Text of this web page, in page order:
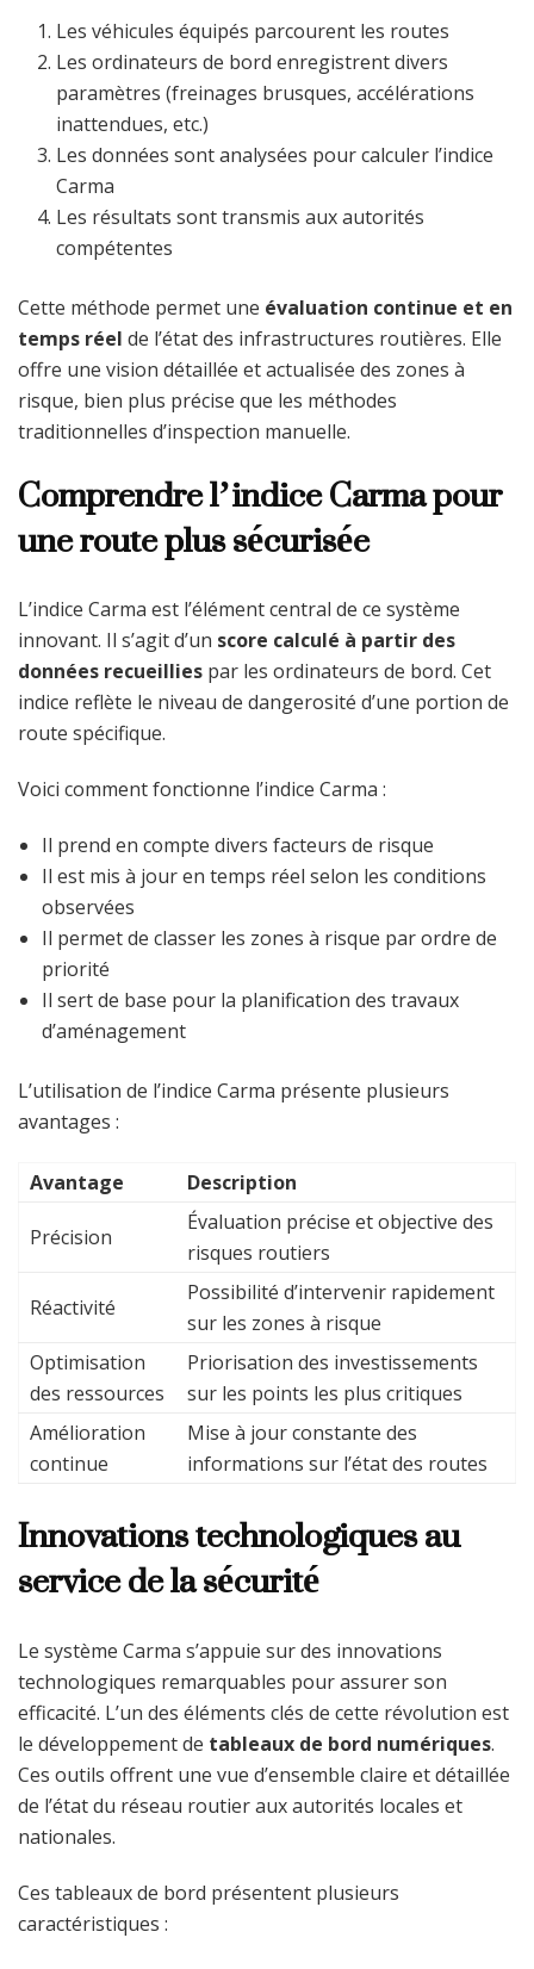
Les véhicules équipés parcourent les routes
Les ordinateurs de bord enregistrent divers
paramètres (freinages brusques, accélérations
inattendues, etc.)
Les données sont analysées pour calculer l’indice
Carma
Les résultats sont transmis aux autorités
compétentes
Cette méthode permet une évaluation continue et en
temps réel de l’état des infrastructures routières. Elle
offre une vision détaillée et actualisée des zones à
risque, bien plus précise que les méthodes
traditionnelles d’inspection manuelle.
Comprendre l’indice Carma pour
une route plus sécurisée
L’indice Carma est l’élément central de ce système
innovant. Il s’agit d’un score calculé à partir des
données recueillies par les ordinateurs de bord. Cet
indice reflète le niveau de dangerosité d’une portion de
route spécifique.
Voici comment fonctionne l’indice Carma :
Il prend en compte divers facteurs de risque
Il est mis à jour en temps réel selon les conditions
observées
Il permet de classer les zones à risque par ordre de
priorité
Il sert de base pour la planification des travaux
d’aménagement
L’utilisation de l’indice Carma présente plusieurs
avantages :
Avantage Description
Précision
Évaluation précise et objective des
risques routiers
Réactivité
Possibilité d’intervenir rapidement
sur les zones à risque
Optimisation
des ressources
Priorisation des investissements
sur les points les plus critiques
Amélioration
continue
Mise à jour constante des
informations sur l’état des routes
Innovations technologiques au
service de la sécurité
Le système Carma s’appuie sur des innovations
technologiques remarquables pour assurer son
efficacité. L’un des éléments clés de cette révolution est
le développement de tableaux de bord numériques.
Ces outils offrent une vue d’ensemble claire et détaillée
de l’état du réseau routier aux autorités locales et
nationales.
Ces tableaux de bord présentent plusieurs
caractéristiques :